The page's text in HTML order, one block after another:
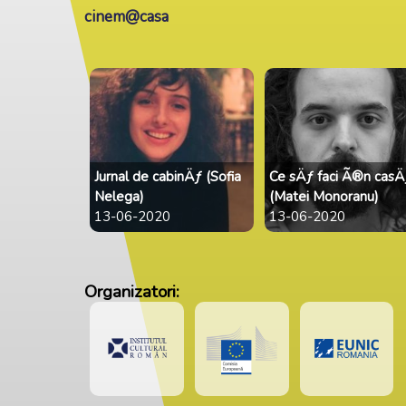
cinem@casa
Jurnal de cabinÄƒ (Sofia
Nelega)
13-06-2020
Ce sÄƒ faci Ã®n
(Matei Monoranu)
13-06-2020
Organizatori: